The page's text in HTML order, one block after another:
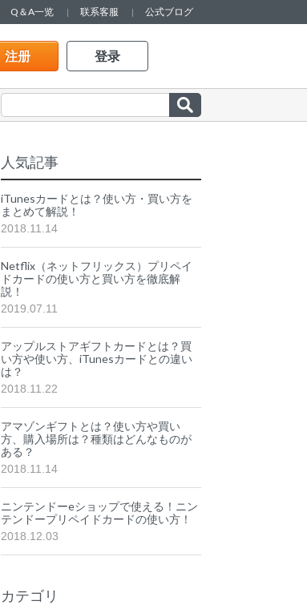
Q＆A一览 联系客服 公式ブログ
注册 登录
人気記事
iTunesカードとは？使い方・買い方を
まとめて解説！
2018.11.14
Netflix（ネットフリックス）プリペイ
ドカードの使い方と買い方を徹底解
説！
2019.07.11
アップルストアギフトカードとは？買
い方や使い方、iTunesカードとの違い
は？
2018.11.22
アマゾンギフトとは？使い方や買い
方、購入場所は？種類はどんなものが
ある？
2018.11.14
ニンテンドーeショップで使える！ニン
テンドープリペイドカードの使い方！
2018.12.03
カテゴリ